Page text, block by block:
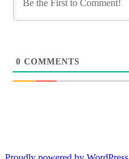
0 COMMENTS